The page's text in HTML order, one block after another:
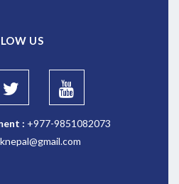
US
: +977-9851082073